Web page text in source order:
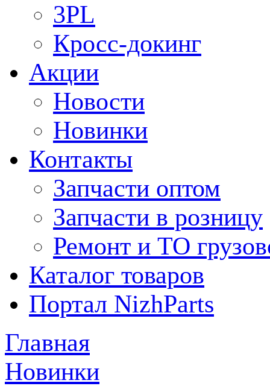
3PL
Кросс-докинг
Акции
Новости
Новинки
Контакты
Запчасти оптом
Запчасти в розницу
Ремонт и ТО
Каталог товаров
Портал NizhParts
Главная
Новинки